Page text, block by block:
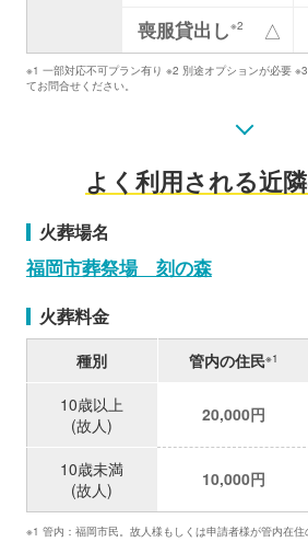
喪服貸出し※2 △
※1 一部対応不可プラン有り ※2 別途オプションが必要
てお問合せください。
よく利用される近
火葬場名
福岡市葬祭場 刻の森
火葬料金
種別 管内の住民※1
10歳以上
(故人)
20,000円
10歳未満
(故人)
10,000円
※1 管内：福岡市民。故人様もしくは申請者様が管内在